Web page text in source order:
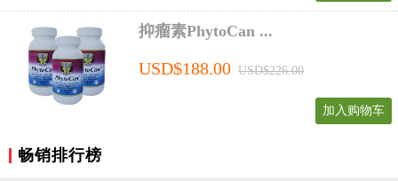
抑瘤素PhytoCan ...
USD$188.00 USD$226.00
加入购物车
畅销排行榜